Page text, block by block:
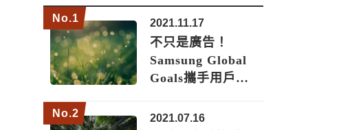
2021.11.17
不只是廣告！
Samsung Global
Goals攜手用戶…
2021.07.16